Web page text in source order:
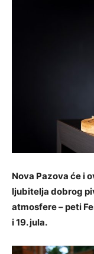
Nova Pazova će i
ljubitelja dobrog
atmosfere – peti
i 19. jula.